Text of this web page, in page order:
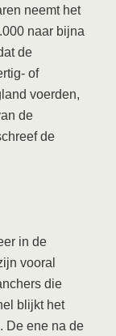
neemt het
naar bijna
de
of
voerden,
de
de
in de
vooral
die
blijkt het
De ene na de